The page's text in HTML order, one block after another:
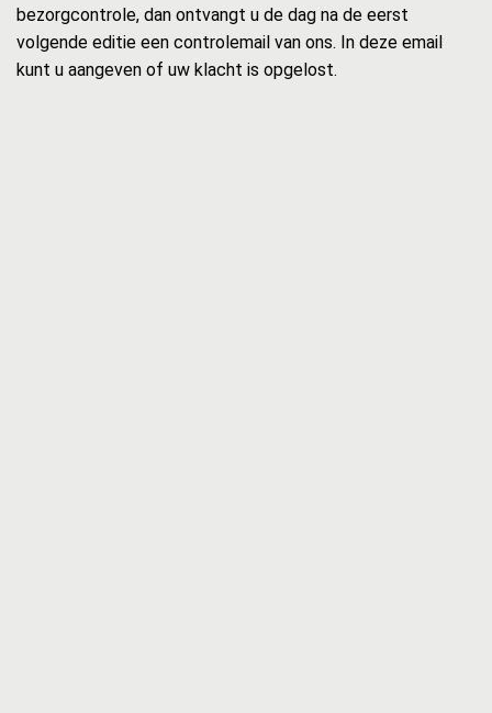
bezorgcontrole, dan ontvangt u de dag na de eerst
volgende editie een controlemail van ons. In deze email
kunt u aangeven of uw klacht is opgelost.